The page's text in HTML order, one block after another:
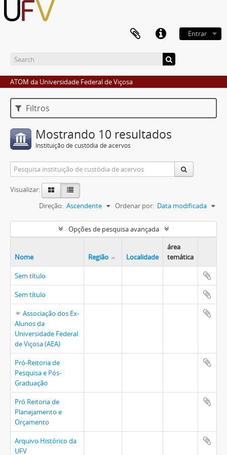
Entrar
ATOM da Universidade Federal de Viçosa
Filtros
Mostrando 10 resultados
Instituição de custódia de acervos
Visualizar:
Ordenar por: Data modificada
Direção: Ascendente
Opções de pesquisa avançada
Nome Região Localidade
área
temática
Sem título
Sem título
Associação dos Ex-
Alunos da
Universidade Federal
de Viçosa (AEA)
Pró-Reitoria de
Pesquisa e Pós-
Graduação
Pró Reitoria de
Planejamento e
Orçamento
Arquivo Histórico da
UFV